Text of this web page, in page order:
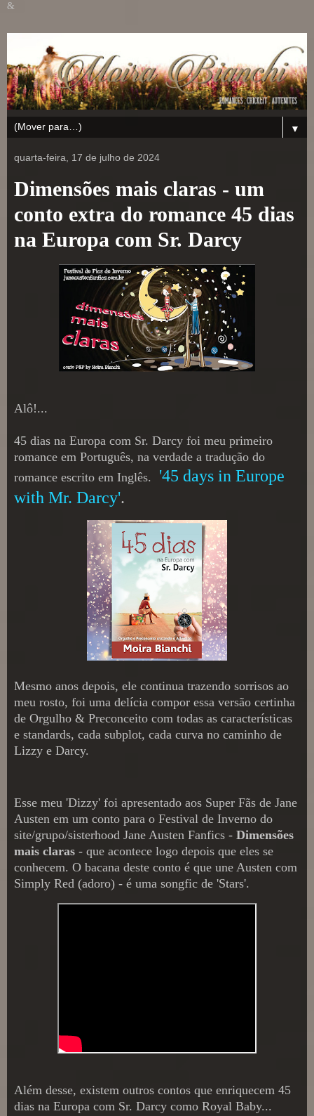
&
▼
quarta-feira, 17 de julho de 2024
Dimensões mais claras - um
conto extra do romance 45 dias
na Europa com Sr. Darcy
Alô!...
45 dias na Europa com Sr. Darcy foi meu primeiro
romance em Português, na verdade a tradução do
romance escrito em Inglês.
'45 days in Europe
with Mr. Darcy'.
Mesmo anos depois, ele continua trazendo sorrisos ao
meu rosto, foi uma delícia compor essa versão certinha
de Orgulho & Preconceito com todas as características
e standards, cada subplot, cada curva no caminho de
Lizzy e Darcy.
Esse meu 'Dizzy' foi apresentado aos Super Fãs de Jane
Austen em um conto para o Festival de Inverno do
site/grupo/sisterhood Jane Austen Fanfics - Dimensões
mais claras - que acontece logo depois que eles se
conhecem. O bacana deste conto é que une Austen com
Simply Red (adoro) - é uma songfic de 'Stars'.
Além desse, existem outros contos que enriquecem 45
dias na Europa com Sr. Darcy como Royal Baby...